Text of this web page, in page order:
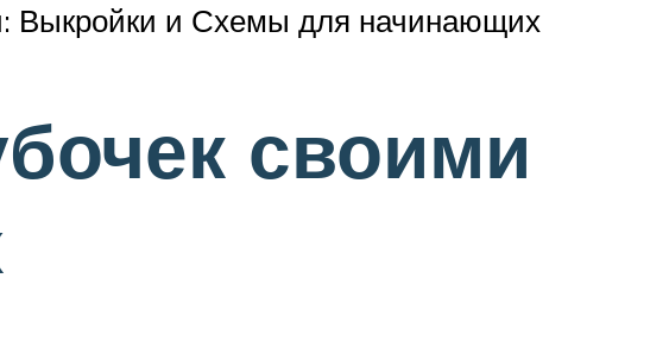
Выкройки и Схемы для начинающих
своими